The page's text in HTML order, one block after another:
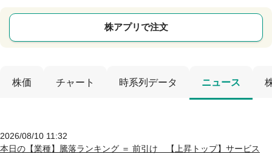
株アプリで注文
株価 チャート 時系列データ ニュース
2026/08/10 11:32
本日の【業種】騰落ランキング ＝ 前引け 【上昇トップ】サービス